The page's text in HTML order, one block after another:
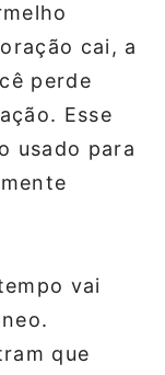
cai, a
perde
Esse
usado para
vai
que